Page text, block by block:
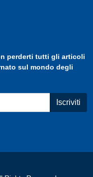
perderti tutti gli articoli
sul mondo degli
Iscriviti